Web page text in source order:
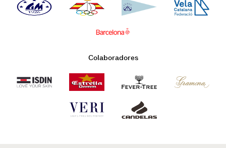
Colaboradores